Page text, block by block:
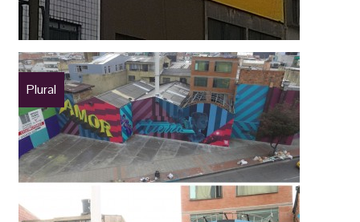
Plural